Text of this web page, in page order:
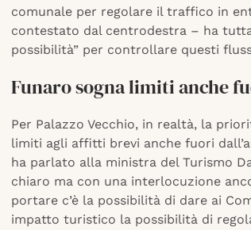
comunale per regolare il traffico in
contestato dal centrodestra – ha
possibilità” per controllare questi
Funaro sogna limiti anche
Per Palazzo Vecchio, in realtà, la
limiti agli affitti brevi anche fuori
ha parlato alla ministra del Turismo
chiaro ma con una interlocuzione
portare c’è la possibilità di dare ai
impatto turistico la possibilità di